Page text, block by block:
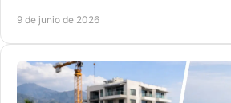
9 de junio de 2026